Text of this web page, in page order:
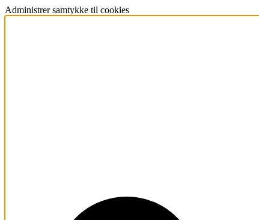
Administrer samtykke til cookies